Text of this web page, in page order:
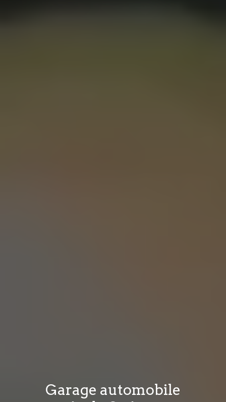
Garage automobile